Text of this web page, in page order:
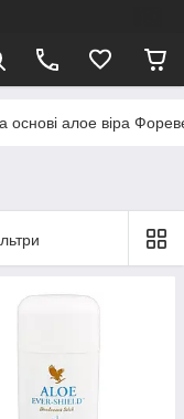
основі алое віра